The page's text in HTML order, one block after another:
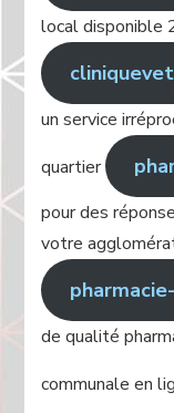
local disponible
un service
quartier
pour des
votre
de qualité
communale en